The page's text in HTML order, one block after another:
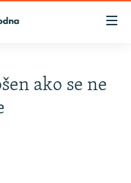
ako se ne